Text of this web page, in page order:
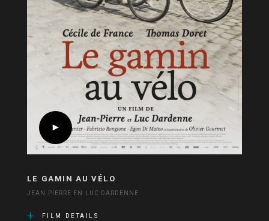
LE GAMIN AU VÉLO
JEAN-PIERRE EN LUC DARDENNE
FILM DETAILS